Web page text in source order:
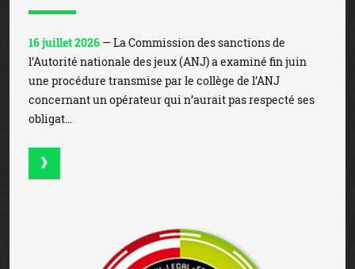
16 juillet 2026 — La Commission des sanctions de
l’Autorité nationale des jeux (ANJ) a examiné fin juin
une procédure transmise par le collège de l’ANJ
concernant un opérateur qui n’aurait pas respecté ses
obligat...